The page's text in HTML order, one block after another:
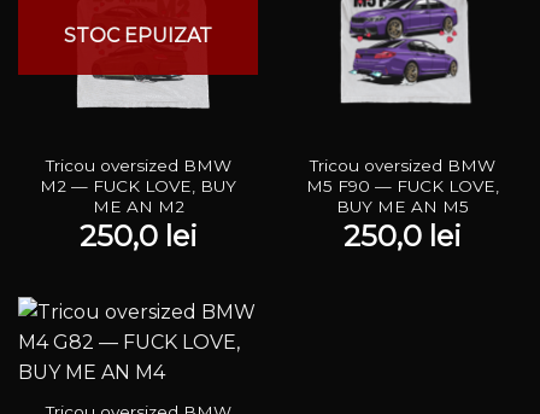
STOC EPUIZAT
Tricou oversized BMW
M2 — FUCK LOVE, BUY
ME AN M2
250,0 lei
Tricou oversized BMW
M5 F90 — FUCK LOVE,
BUY ME AN M5
250,0 lei